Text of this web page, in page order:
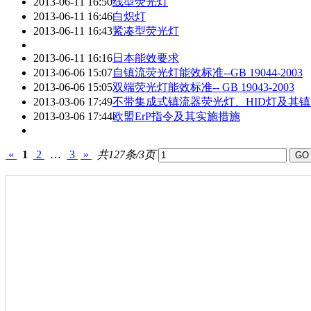
2013-06-11 16:46白炽灯
2013-06-11 16:43紧凑型荧光灯
2013-06-11 16:16日本能效要求
2013-06-06 15:07自镇流荧光灯能效标准--GB 19044-2003
2013-06-06 15:05双端荧光灯能效标准-- GB 19043-2003
2013-03-06 17:49不带集成式镇流器荧光灯、HID灯及其
2013-03-06 17:44欧盟ErP指令及其实施措施
« 1 2 … 3 » 共127条/3页